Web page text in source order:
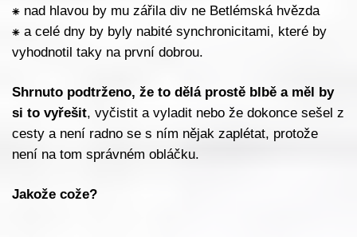
⁕ nad hlavou by mu zářila div ne Betlémská hvězda
⁕ a celé dny by byly nabité synchronicitami, které by
vyhodnotil taky na první dobrou.
Shrnuto podtrženo, že to dělá prostě blbě a měl by
si to vyřešit, vyčistit a vyladit nebo že dokonce sešel z
cesty a není radno se s ním nějak zaplétat, protože
není na tom správném obláčku.
Jakože cože?